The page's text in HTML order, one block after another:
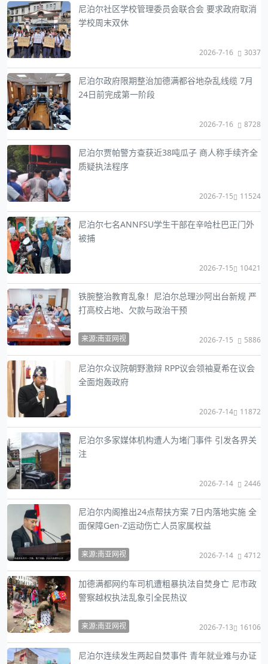
尼泊尔社区学校管理委员会联合会 要求政府取消
学校周末双休
2026-7-16 3037
尼泊尔政府限期整治加德满都谷地杂乱线缆 7月
24日前完成第一阶段
2026-7-16 8728
尼泊尔贾帕警方查获近38吨瓜子 商人称手续齐全
质疑执法程序
2026-7-15 11524
尼泊尔七名ANNFSU学生干部在辛哈杜巴正门外
被捕
2026-7-15 10421
铁腕整治教育乱象！尼泊尔总理沙阿出台新规 严
打高校占地、欠款与政治干预
来源:南亚网视 2026-7-15 5886
尼泊尔众议院朝野激辩 RPP议会领袖夏希在议会
全面炮轰政府
2026-7-14 11872
尼泊尔多家媒体机构遭人为堵门事件 引发各界关
注
2026-7-14 2446
尼泊尔内阁推出24点帮扶方案 7日内落地实施 全
面保障Gen-Z运动伤亡人员家属权益
来源:南亚网视 2026-7-14 4712
加德满都网约车司机遭粗暴执法自焚身亡 尼市政
警察越权执法乱象引全民热议
来源:南亚网视 2026-7-13 16106
尼泊尔连续发生两起自焚事件 青年就业难与办证